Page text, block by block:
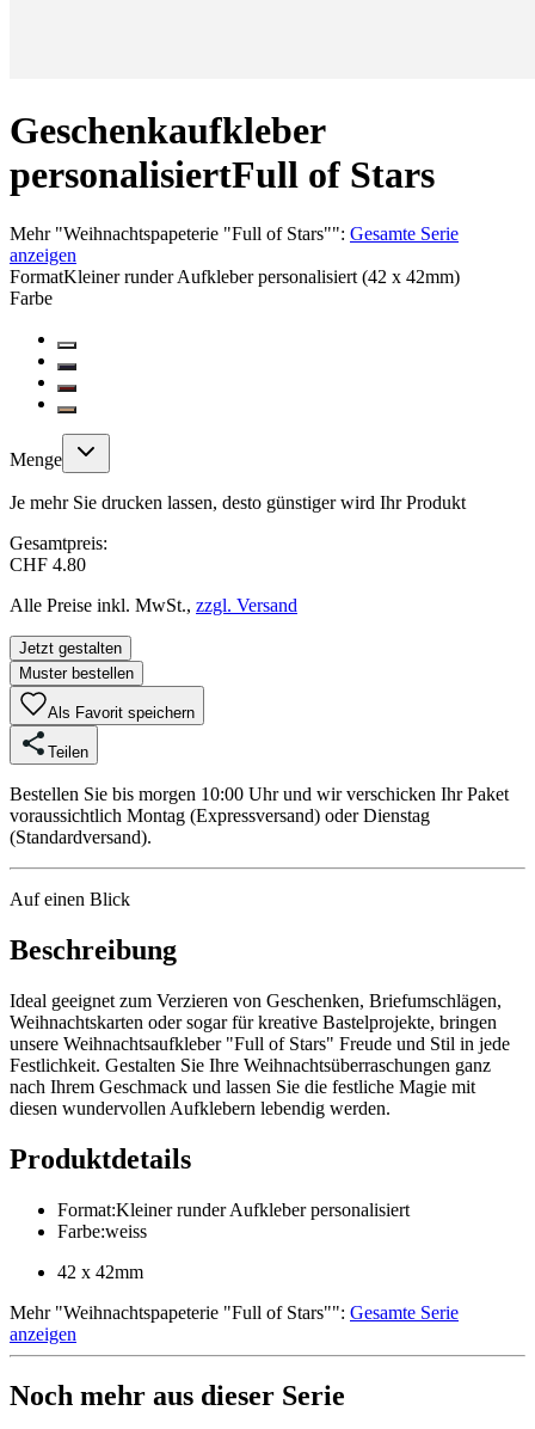
Geschenkaufkleber
personalisiertFull of Stars
Mehr"Weihnachtspapeterie "Full of Stars"": Gesamte Serie
anzeigen
FormatKleiner runder Aufkleber personalisiert (42 x 42mm)
Farbe
Menge
Je mehr Sie drucken lassen, desto günstiger wird Ihr Produkt
Gesamtpreis:
CHF 4.80
Alle Preise inkl. MwSt., zzgl. Versand
Jetzt gestalten
Muster bestellen
Als Favorit speichern
Teilen
Bestellen Sie bis morgen 10:00 Uhr und wir verschicken Ihr Paket
voraussichtlich Montag (Expressversand) oder Dienstag
(Standardversand).
Auf einen Blick
Beschreibung
Ideal geeignet zum Verzieren von Geschenken, Briefumschlägen,
Weihnachtskarten oder sogar für kreative Bastelprojekte, bringen
unsere Weihnachtsaufkleber "Full of Stars" Freude und Stil in jede
Festlichkeit. Gestalten Sie Ihre Weihnachtsüberraschungen ganz
nach Ihrem Geschmack und lassen Sie die festliche Magie mit
diesen wundervollen Aufklebern lebendig werden.
Produktdetails
Format:Kleiner runder Aufkleber personalisiert
Farbe:weiss
42 x 42mm
Mehr"Weihnachtspapeterie "Full of Stars"": Gesamte Serie
anzeigen
Noch mehr aus dieser Serie